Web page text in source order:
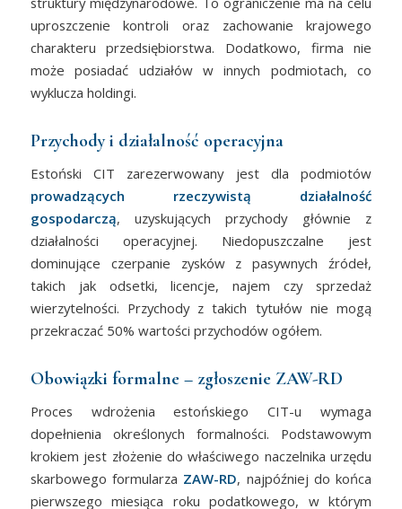
uproszczenie kontroli oraz zachowanie krajowego
charakteru przedsiębiorstwa. Dodatkowo, firma nie
może posiadać udziałów w innych podmiotach, co
wyklucza holdingi.
Przychody i działalność operacyjna
Estoński CIT zarezerwowany jest dla podmiotów
prowadzących rzeczywistą działalność
gospodarczą, uzyskujących przychody głównie z
działalności operacyjnej. Niedopuszczalne jest
dominujące czerpanie zysków z pasywnych źródeł,
takich jak odsetki, licencje, najem czy sprzedaż
wierzytelności. Przychody z takich tytułów nie mogą
przekraczać 50% wartości przychodów ogółem.
Obowiązki formalne – zgłoszenie ZAW-RD
Proces wdrożenia estońskiego CIT-u wymaga
dopełnienia określonych formalności. Podstawowym
krokiem jest złożenie do właściwego naczelnika urzędu
skarbowego formularza ZAW-RD, najpóźniej do końca
pierwszego miesiąca roku podatkowego, w którym